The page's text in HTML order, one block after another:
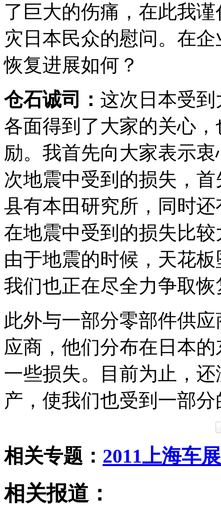
了巨大的伤痛，在此我
灾日本民众的慰问。在
恢复进展如何？
仓石诚司： 这次日本受
各面得到了大家的关心
励。我首先向大家表示
次地震中受到的损失，
县有本田研究所，同时
在地震中受到的损失比
由于地震的时候，天花
我们也正在尽全力争取
此外与一部分零部件供
应商，他们分布在日本
一些损失。目前为止，
产，使我们也受到一部
相关专题： 2011上海车展
相关报道：